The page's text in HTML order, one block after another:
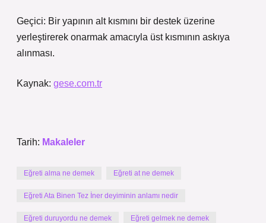
Geçici: Bir yapının alt kısmını bir destek üzerine
yerleştirerek onarmak amacıyla üst kısmının askıya
alınması.
Kaynak: gese.com.tr
Tarih: Makaleler
Eğreti alma ne demek Eğreti at ne demek
Eğreti Ata Binen Tez İner deyiminin anlamı nedir
Eğreti duruyordu ne demek Eğreti gelmek ne demek